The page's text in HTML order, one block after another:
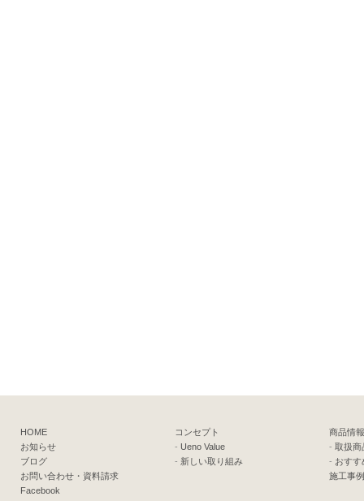
HOME
お知らせ
ブログ
お問い合わせ・資料請求
Facebook
コンセプト
- Ueno Value
- 新しい取り組み
商品情報
- 取扱商
- おすす
施工事例